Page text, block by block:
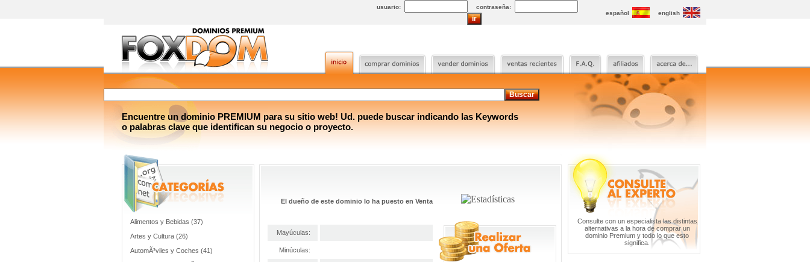
usuario:
contraseña:
español
english
Encuentre un dominio PREMIUM para su sitio web! Ud. puede buscar indicando las Keywords
o palabras clave que identifican su negocio o proyecto.
Alimentos y Bebidas (37)
Artes y Cultura (26)
AutomÃ³viles y Coches (41)
El dueño de este dominio lo ha puesto en Venta
Mayúculas:
Minúculas:
Consulte con un especialista las distintas
alternativas a la hora de comprar un
dominio Premium y todo lo que esto
significa.